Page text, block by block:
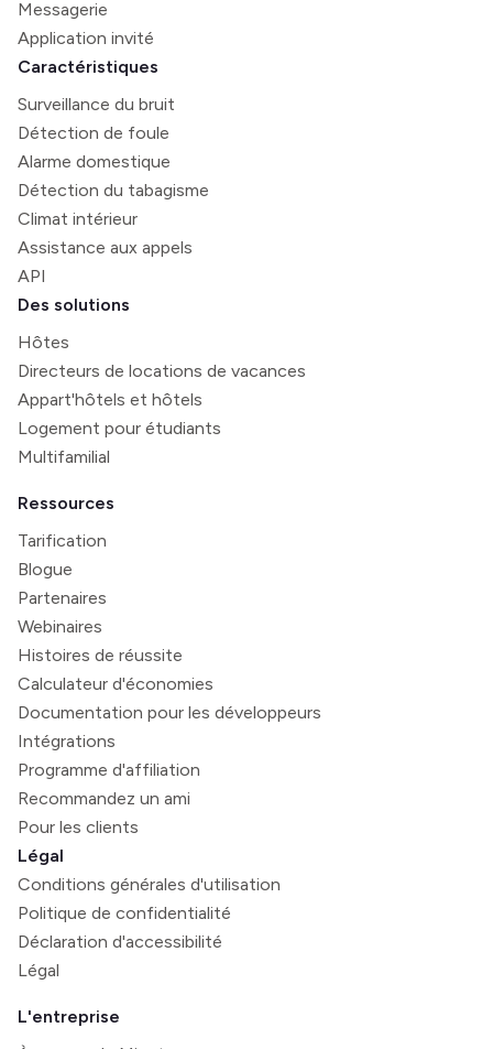
Messagerie
Application invité
Caractéristiques
Surveillance du bruit
Détection de foule
Alarme domestique
Détection du tabagisme
Climat intérieur
Assistance aux appels
API
Des solutions
Hôtes
Directeurs de locations de vacances
Appart'hôtels et hôtels
Logement pour étudiants
Multifamilial
Ressources
Tarification
Blogue
Partenaires
Webinaires
Histoires de réussite
Calculateur d'économies
Documentation pour les développeurs
Intégrations
Programme d'affiliation
Recommandez un ami
Pour les clients
Légal
Conditions générales d'utilisation
Politique de confidentialité
Déclaration d'accessibilité
Légal
L'entreprise